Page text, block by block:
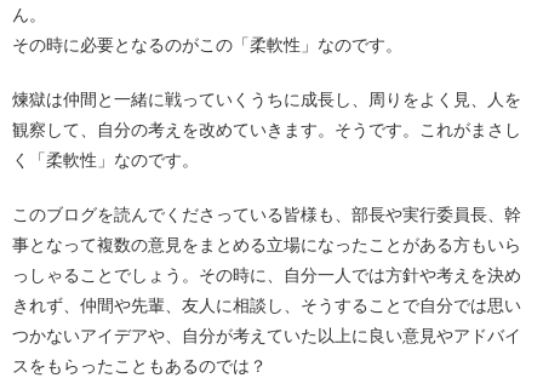
ん。
その時に必要となるのがこの「柔軟性」なのです。
煉獄は仲間と一緒に戦っていくうちに成長し、周りをよく見、人を
観察して、自分の考えを改めていきます。そうです。これがまさし
く「柔軟性」なのです。
このブログを読んでくださっている皆様も、部長や実行委員長、幹
事となって複数の意見をまとめる立場になったことがある方もいら
っしゃることでしょう。その時に、自分一人では方針や考えを決め
きれず、仲間や先輩、友人に相談し、そうすることで自分では思い
つかないアイデアや、自分が考えていた以上に良い意見やアドバイ
スをもらったこともあるのでは？